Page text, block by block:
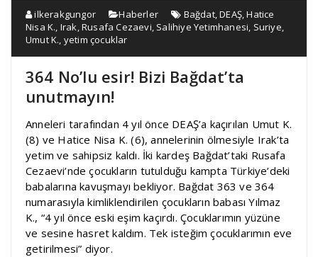
ilkerakgungor Haberler Bağdat,DEAŞ,Hatice
Nisa K., Irak,Rusafa Cezaevi, Salihiye Yetimhanesi, Suriye,
Umut K., yetim çocuklar
364 No’lu esir! Bizi Bağdat’ta
unutmayın!
Anneleri tarafından 4 yıl önce DEAŞ’a kaçırılan Umut K.
(8) ve Hatice Nisa K. (6), annelerinin ölmesiyle Irak’ta
yetim ve sahipsiz kaldı. İki kardeş Bağdat’taki Rusafa
Cezaevi’nde çocukların tutulduğu kampta Türkiye’deki
babalarına kavuşmayı bekliyor. Bağdat 363 ve 364
numarasıyla kimliklendirilen çocukların babası Yılmaz
K., “4 yıl önce eski eşim kaçırdı. Çocuklarımın yüzüne
ve sesine hasret kaldım. Tek isteğim çocuklarımın eve
getirilmesi” diyor.